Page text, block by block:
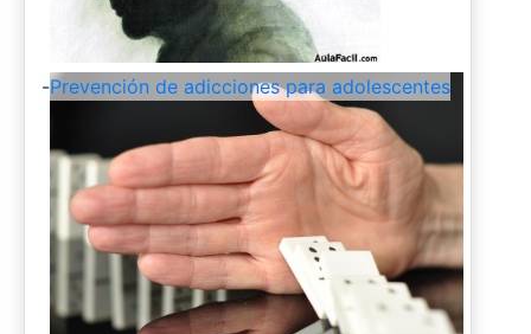
-Prevención de adicciones para adolescentes